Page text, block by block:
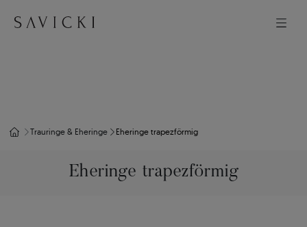
Trauringe & Eheringe Eheringe trapezförmig
Eheringe trapezförmig